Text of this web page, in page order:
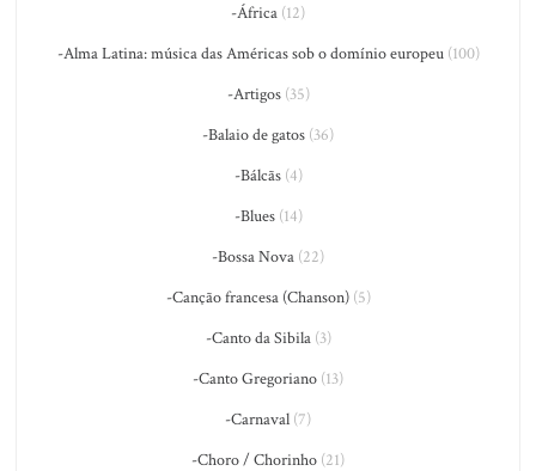
-África (12)
-Alma Latina: música das Américas sob o domínio europeu(100)
-Artigos(35)
-Balaio de gatos (36)
-Bálcãs(4)
-Blues(14)
-Bossa Nova (22)
-Canção francesa (Chanson)(5)
-Canto da Sibila(3)
-Canto Gregoriano (13)
-Carnaval (7)
-Choro / Chorinho (21)